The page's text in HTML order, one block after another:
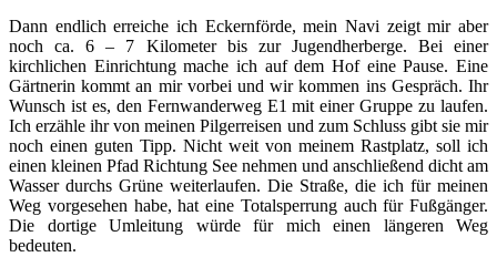
Dann endlich erreiche ich Eckernförde, mein Navi zeigt mir aber
noch ca. 6 – 7 Kilometer bis zur Jugendherberge. Bei einer
kirchlichen Einrichtung mache ich auf dem Hof eine Pause. Eine
Gärtnerin kommt an mir vorbei und wir kommen ins Gespräch. Ihr
Wunsch ist es, den Fernwanderweg E1 mit einer Gruppe zu laufen.
Ich erzähle ihr von meinen Pilgerreisen und zum Schluss gibt sie mir
noch einen guten Tipp. Nicht weit von meinem Rastplatz, soll ich
einen kleinen Pfad Richtung See nehmen und anschließend dicht am
Wasser durchs Grüne weiterlaufen. Die Straße, die ich für meinen
Weg vorgesehen habe, hat eine Totalsperrung auch für Fußgänger.
Die dortige Umleitung würde für mich einen längeren Weg
bedeuten.